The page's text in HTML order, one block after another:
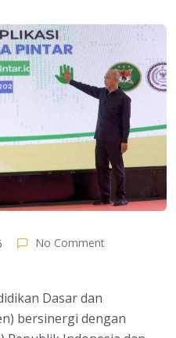
No Comment
Dasar dan
bersinergi dengan